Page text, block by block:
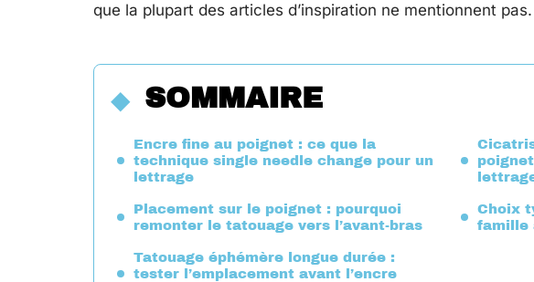
que la plupart des articles d’inspiration ne mentionnent pas.
SOMMAIRE
Encre fine au poignet : ce que la
technique single needle change pour un
lettrage
Placement sur le poignet : pourquoi
remonter le tatouage vers l’avant-bras
Tatouage éphémère longue durée :
tester l’emplacement avant l’encre
Choix
famille